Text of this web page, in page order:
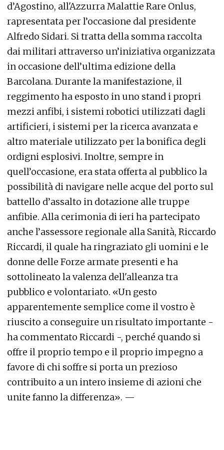
d’Agostino, all'Azzurra Malattie Rare Onlus,
rapresentata per l’occasione dal presidente
Alfredo Sidari. Si tratta della somma raccolta
dai militari attraverso un’iniziativa organizzata
in occasione dell’ultima edizione della
Barcolana. Durante la manifestazione, il
reggimento ha esposto in uno stand i propri
mezzi anfibi, i sistemi robotici utilizzati dagli
artificieri, i sistemi per la ricerca avanzata e
altro materiale utilizzato per la bonifica degli
ordigni esplosivi. Inoltre, sempre in
quell’occasione, era stata offerta al pubblico la
possibilità di navigare nelle acque del porto sul
battello d’assalto in dotazione alle truppe
anfibie. Alla cerimonia di ieri ha partecipato
anche l’assessore regionale alla Sanità, Riccardo
Riccardi, il quale ha ringraziato gli uomini e le
donne delle Forze armate presenti e ha
sottolineato la valenza dell'alleanza tra
pubblico e volontariato. «Un gesto
apparentemente semplice come il vostro è
riuscito a conseguire un risultato importante -
ha commentato Riccardi -, perché quando si
offre il proprio tempo e il proprio impegno a
favore di chi soffre si porta un prezioso
contribuito a un intero insieme di azioni che
unite fanno la differenza». —